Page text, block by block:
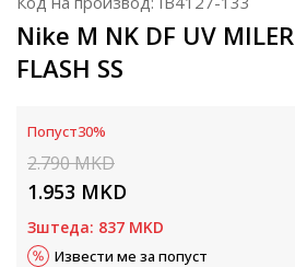
Nike M NK DF UV MILER
FLASH SS
Попуст30%
2.790MKD
1.953 MKD
Зштеда: 837 MKD
Извести ме за попуст